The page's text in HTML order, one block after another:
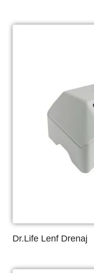
Dr.Life Lenf Drenaj